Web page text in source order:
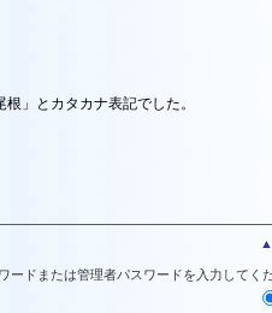
」とカタカナ表記でした。
ードまたは管理者パスワードを入力してく